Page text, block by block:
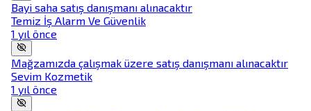
Bayi saha satış danışmanı alınacaktır
Temiz İş Alarm Ve Güvenlik
1 yıl önce
Mağzamızda çalışmak üzere satış danışmanı alınacaktır
Sevim Kozmetik
1 yıl önce